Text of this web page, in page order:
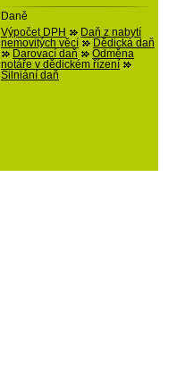
Daně
Výpočet DPH
Daň z nabytí
nemovitých věcí
Dědická daň
Darovací daň
Odměna
notáře v dědickém řízení
Silniání daň